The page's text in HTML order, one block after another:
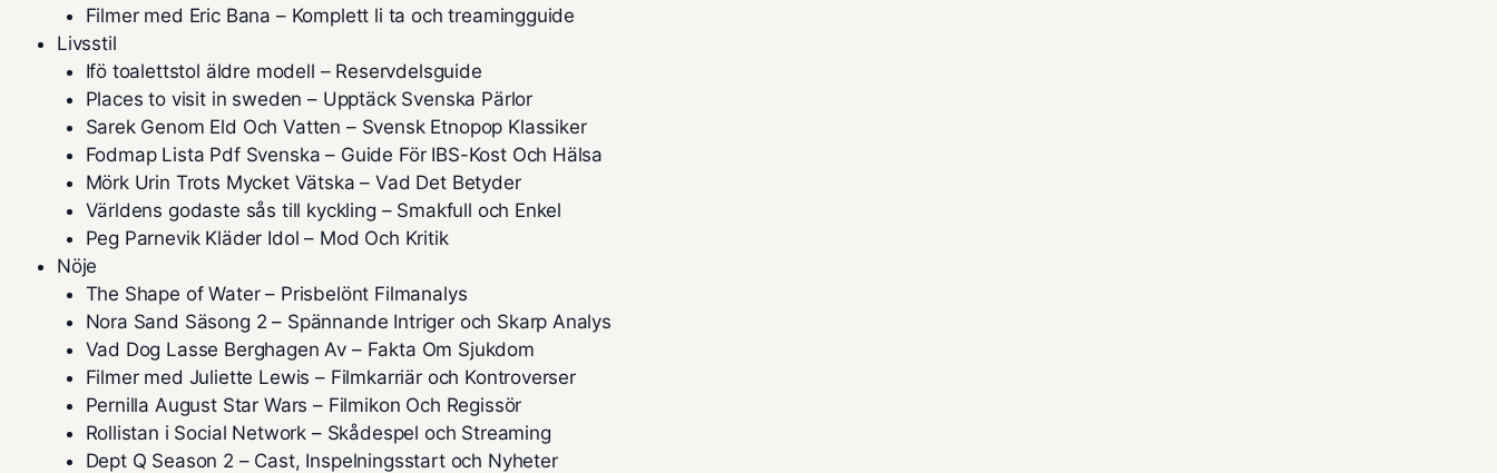
Filmer med Eric Bana – Komplett li ta och treamingguide
Livsstil
Ifö toalettstol äldre modell – Reservdelsguide
Places to visit in sweden – Upptäck Svenska Pärlor
Sarek Genom Eld Och Vatten – Svensk Etnopop Klassiker
Fodmap Lista Pdf Svenska – Guide För IBS-Kost Och Hälsa
Mörk Urin Trots Mycket Vätska – Vad Det Betyder
Världens godaste sås till kyckling – Smakfull och Enkel
Peg Parnevik Kläder Idol – Mod Och Kritik
Nöje
The Shape of Water – Prisbelönt Filmanalys
Nora Sand Säsong 2 – Spännande Intriger och Skarp Analys
Vad Dog Lasse Berghagen Av – Fakta Om Sjukdom
Filmer med Juliette Lewis – Filmkarriär och Kontroverser
Pernilla August Star Wars – Filmikon Och Regissör
Rollistan i Social Network – Skådespel och Streaming
Dept Q Season 2 – Cast, Inspelningsstart och Nyheter